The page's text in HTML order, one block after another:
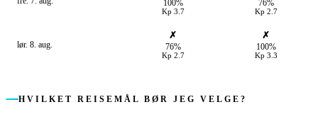
100%
Kp 3.7
76%
Kp 2.7
lør. 8. aug.
✗
76%
Kp 2.7
✗
100%
Kp 3.3
HVILKET REISEMÅL BØR JEG VELGE?